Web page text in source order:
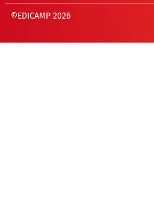
©EDICAMP 2026